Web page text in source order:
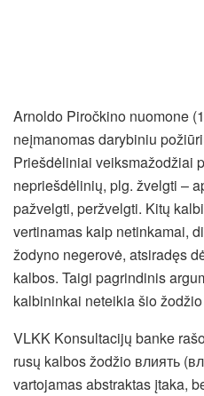
Arnoldo Piročkino nuomone
neįmanomas darybiniu
Priešdėliniai veiksmažodžiai
nepriešdėlinių, plg. žvelgti –
pažvelgti, peržvelgti. Kitų
vertinamas kaip netinkamai,
žodyno negerovė, atsiradęs
kalbos. Taigi pagrindinis
kalbininkai neteikia šio
VLKK Konsultacijų banke
rusų kalbos žodžio влиять
vartojamas abstraktas įtaka,